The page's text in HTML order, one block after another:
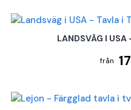
LANDSVÄG I USA